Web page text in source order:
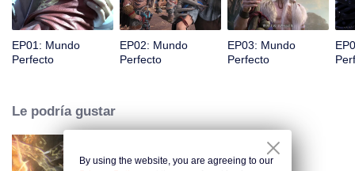
EP01: Mundo
Perfecto
EP02: Mundo
Perfecto
EP03: Mundo
Perfecto
Le podría gustar
Mundo de los Inmortales
By using the website, you are agreeing to our